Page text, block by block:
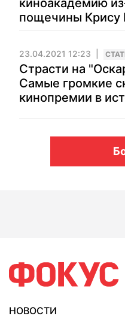
киноакадемию
пощечины Крису
23.04.2021 12:23
Страсти на
Самые громкие
кинопремии в
НОВОСТИ